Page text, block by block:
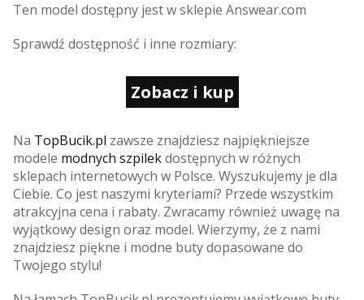
Ten model dostępny jest w sklepie Answear.com
Sprawdź dostępność i inne rozmiary:
Zobacz i kup
Na TopBucik.pl zawsze znajdziesz najpiękniejsze
modele modnych szpilekdostępnych w różnych
sklepach internetowych w Polsce. Wyszukujemy je dla
Ciebie. Co jest naszymi kryteriami? Przede wszystkim
atrakcyjna cena i rabaty. Zwracamy również uwagę na
wyjątkowy design oraz model. Wierzymy, że z nami
znajdziesz piękne i modne buty dopasowane do
Twojego stylu!